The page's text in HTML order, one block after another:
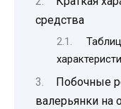
средства
Побочные
валерьянки на